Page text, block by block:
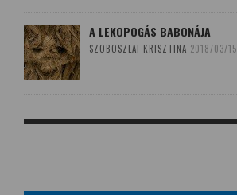
A LEKOPOGÁS BABONÁJA
SZOBOSZLAI KRISZTINA 2018/03/15